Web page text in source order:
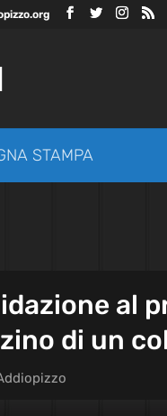
STAMPA
al
di un